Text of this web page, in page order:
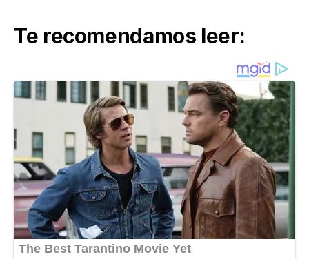
Te recomendamos leer: